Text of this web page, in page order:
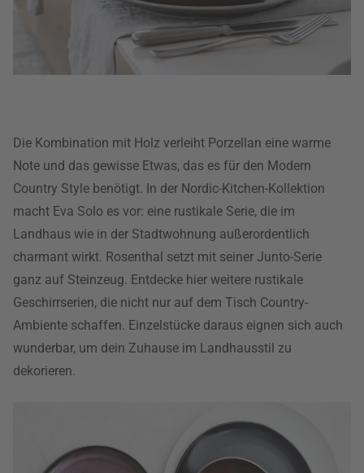
Die Kombination mit Holz verleiht Porzellan eine warme
Note und das gewisse Etwas, das es für den Modern
Country Style benötigt. In der Nordic-Kitchen-Kollektion
macht Eva Solo es vor: eine rustikale Serie, die im
Landhaus wie in der Stadtwohnung außerordentlich
charmant wirkt. Rosenthal setzt mit seiner Junto-Serie
ganz auf Steinzeug. Entdecke hier weitere rustikale
Geschirrserien, die nicht nur auf dem Tisch Country-
Ambiente schaffen. Einzelstücke daraus eignen sich auch
wunderbar, um dein Zuhause im Landhausstil zu
dekorieren.